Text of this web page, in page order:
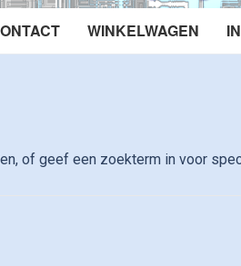
WINKELWAGEN
of geef een zoekterm in voor